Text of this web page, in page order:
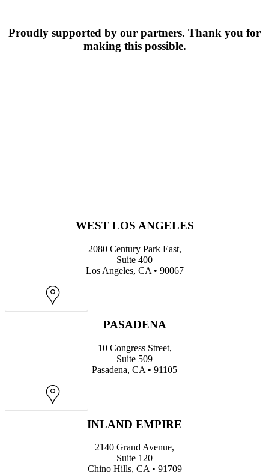
Proudly supported by our partners. Thank you for
making this possible.
WEST LOS ANGELES
2080 Century Park East,
Suite 400
Los Angeles, CA • 90067
PASADENA
10 Congress Street,
Suite 509
Pasadena, CA • 91105
INLAND EMPIRE
2140 Grand Avenue,
Suite 120
Chino Hills, CA • 91709